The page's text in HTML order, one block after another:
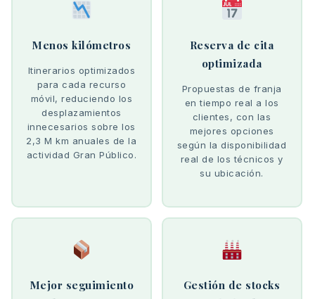
Menos kilómetros
Itinerarios optimizados
para cada recurso
móvil, reduciendo los
desplazamientos
innecesarios sobre los
2,3 M km anuales de la
actividad Gran Público.
Reserva de cita
optimizada
Propuestas de franja
en tiempo real a los
clientes, con las
mejores opciones
según la disponibilidad
real de los técnicos y
su ubicación.
Mejor seguimiento
Gestión de stocks